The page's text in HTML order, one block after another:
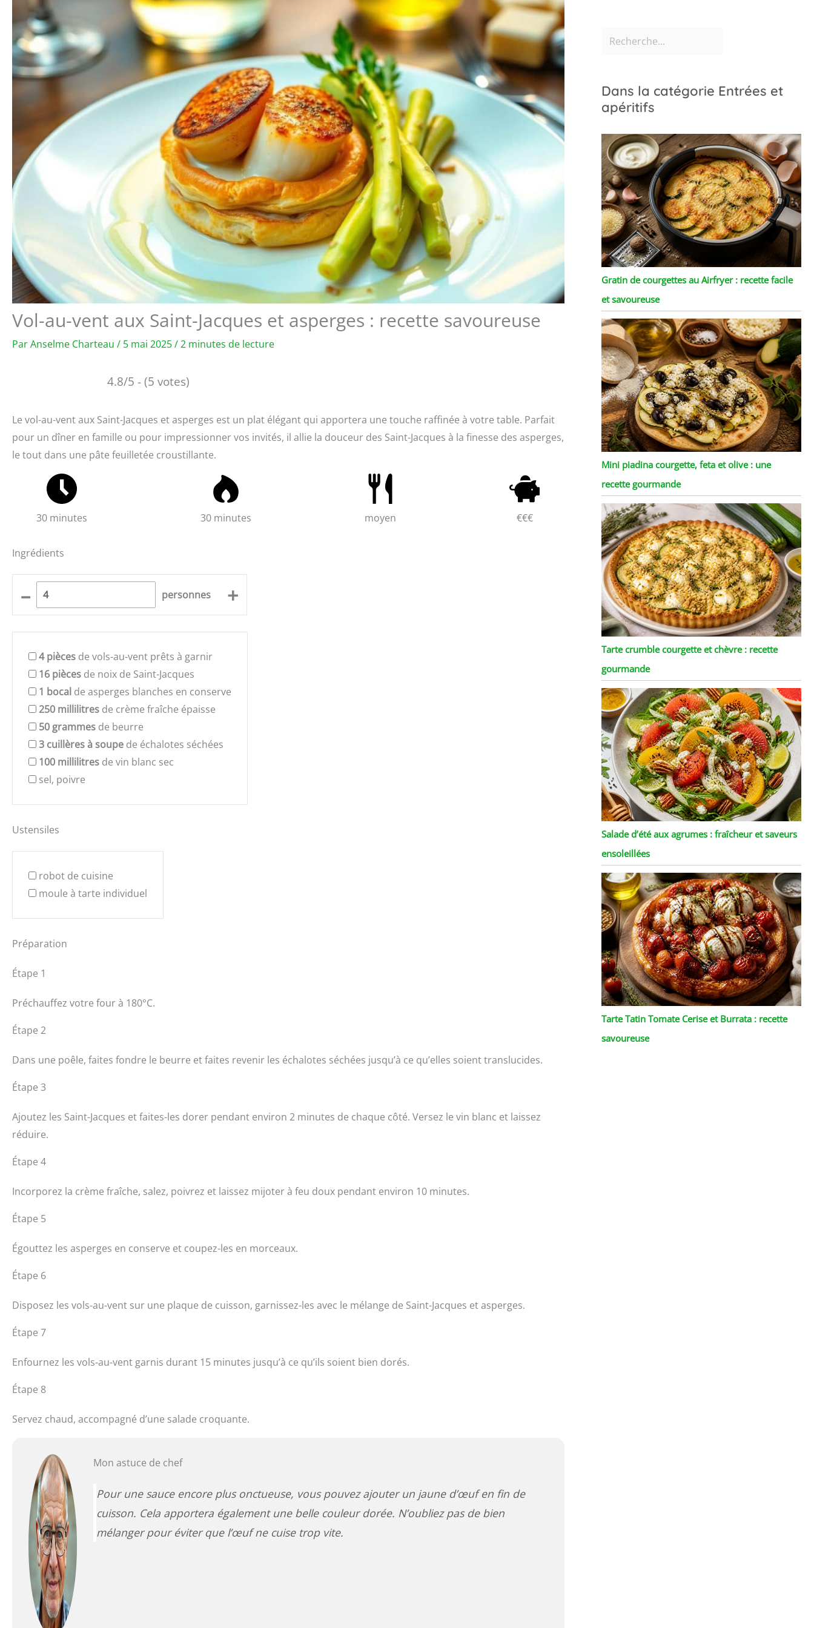
Vol-au-vent aux Saint-Jacques et asperges : recette savoureuse
ParAnselme Charteau / 5 mai 2025/2 minutes de lecture
4.8/5 - (5 votes)
Le vol-au-vent aux Saint-Jacques et asperges est un plat élégant qui apportera une touche raffinée à votre table. Parfait
pour un dîner en famille ou pour impressionner vos invités, il allie la douceur des Saint-Jacques à la finesse des asperges,
le tout dans une pâte feuilletée croustillante.
30 minutes 30 minutes moyen €€€
Ingrédients
– personnes +
4 pièces de vols-au-vent prêts à garnir
16 pièces de noix de Saint-Jacques
1 bocal de asperges blanches en conserve
250 millilitres de crème fraîche épaisse
50 grammes de beurre
3 cuillères à soupe de échalotes séchées
100 millilitres de vin blanc sec
sel, poivre
Ustensiles
robot de cuisine
moule à tarte individuel
Préparation
Étape 1
Préchauffez votre four à 180°C.
Étape 2
Dans une poêle, faites fondre le beurre et faites revenir les échalotes séchées jusqu’à ce qu’elles soient translucides.
Étape 3
Ajoutez les Saint-Jacques et faites-les dorer pendant environ 2 minutes de chaque côté. Versez le vin blanc et laissez
réduire.
Étape 4
Incorporez la crème fraîche, salez, poivrez et laissez mijoter à feu doux pendant environ 10 minutes.
Étape 5
Égouttez les asperges en conserve et coupez-les en morceaux.
Étape 6
Disposez les vols-au-vent sur une plaque de cuisson, garnissez-les avec le mélange de Saint-Jacques et asperges.
Étape 7
Enfournez les vols-au-vent garnis durant 15 minutes jusqu’à ce qu’ils soient bien dorés.
Étape 8
Servez chaud, accompagné d’une salade croquante.
Mon astuce de chef
Pour une sauce encore plus onctueuse, vous pouvez ajouter un jaune d’œuf en fin de
cuisson. Cela apportera également une belle couleur dorée. N’oubliez pas de bien
mélanger pour éviter que l’œuf ne cuise trop vite.
Dans la catégorie Entrées et
apéritifs
Gratin de courgettes au Airfryer : recette facile
et savoureuse
Mini piadina courgette, feta et olive : une
recette gourmande
Tarte crumble courgette et chèvre : recette
gourmande
Salade d’été aux agrumes : fraîcheur et saveurs
ensoleillées
Tarte Tatin Tomate Cerise et Burrata : recette
savoureuse